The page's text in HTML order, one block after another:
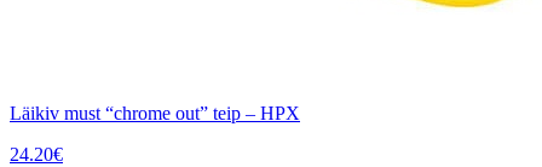
Läikiv must “chrome out” teip – HPX
24.20€